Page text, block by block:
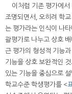
이처럼 기존 평가에
조명되면서, 오히려 학
는 평가라는 인식이 나
괄평가로 나누고 상호
근 평가의 형성적 기능
기능을 상호 보완적인
있는 기능을 중심으로
학교수준 학생평가를 <